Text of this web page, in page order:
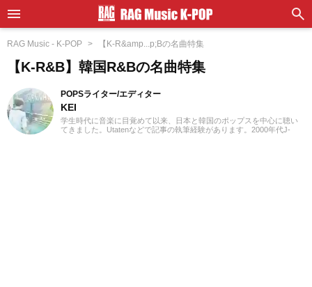
RAG Music - K-POP 【K-R&amp...p;Bの名曲特集
【K-R&B】韓国R&Bの名曲特集
POPSライター/エディター
KEI
学生時代に音楽に目覚めて以来、日本と韓国のポップスを中心に聴い
てきました。Utatenなどで記事の執筆経験があります。2000年代J-